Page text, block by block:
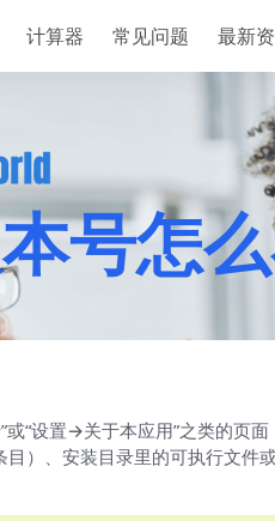
计算器 常见问题 最新
号怎
“设置→关于本应用”之类的页
）、安装目录里的可执行文件